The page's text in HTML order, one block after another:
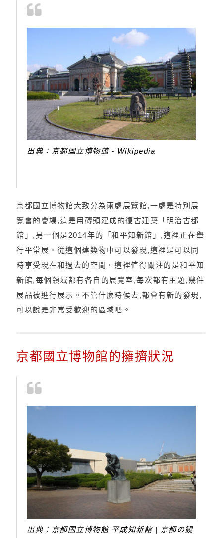
出典：京都国立博物館 - Wikipedia
京都國立博物館大致分為兩處展覽館,一處是特別展
覽會的會場,這是用磚頭建成的復古建築「明治古都
館」,另一個是2014年的「和平知新館」,這裡正在舉
行平常展。從這個建築物中可以發現,這裡是可以同
時享受現在和過去的空間。這裡值得關注的是和平知
新館,每個領域都有各自的展覽室,每次都有主題,幾件
展品被進行展示。不管什麼時候去,都會有新的發現,
可以說是非常受歡迎的區域吧。
京都國立博物館的擁擠狀況
出典：京都国立博物館 平成知新館 | 京都の観